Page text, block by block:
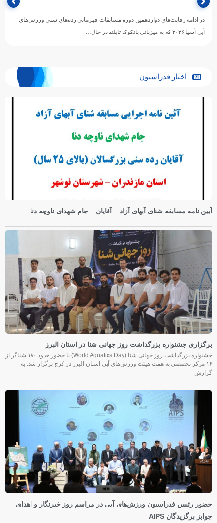
در ادامه رقابت‌های دوازدهمین دوره مسابقات قهرمانی رده‌های سنی ورزش‌های
آبی آسیا ۲۰۲۶ که به میزبانی بانکوک تایلند در حال…
اخبار فدراسیون
آیین نامه مسابقه شنای آبهای آزاد – آقایان – جام شهدای ناوچه دنا
برگزاری جشنواره بزرگداشت روز جهانی شنا در استان البرز
جشنواره بزرگداشت روز جهانی شنا (World Aquatics Day) با حضور حدود ۱۸۰ شناگر از
۱۶ مرکز تخصصی به همت هیئت ورزش‌های آبی استان البرز در کرج برگزار شد. به
گزارش
حضور رئیس فدراسیون ورزش‌های آبی در مراسم روز خبرنگار و اهدای
جوایز برگزیدگان AIPS